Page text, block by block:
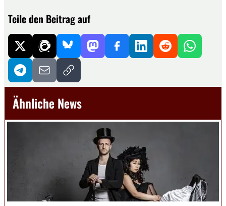
Teile den Beitrag auf
Ähnliche News